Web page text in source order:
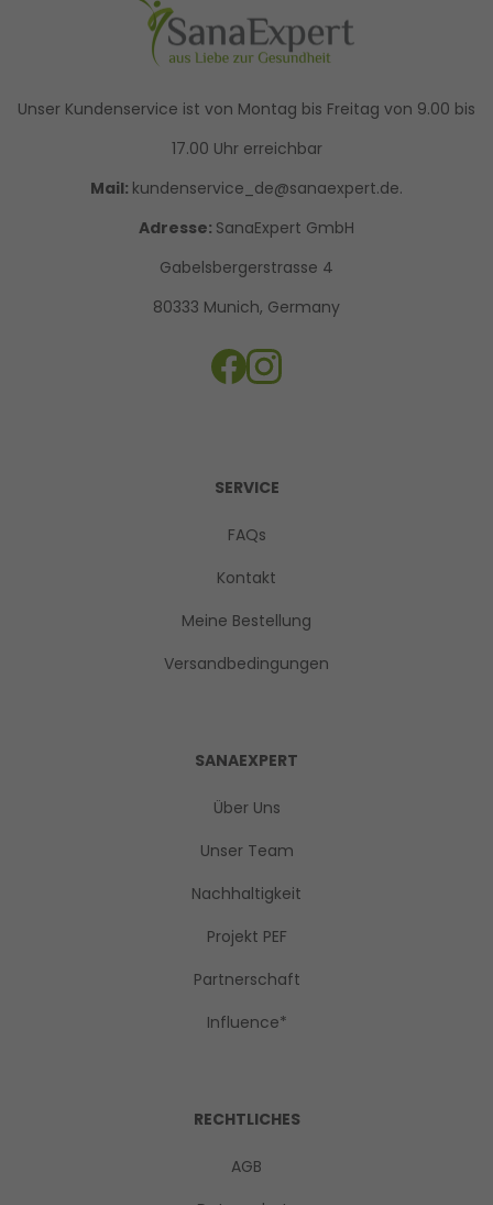
Unser Kundenservice ist von Montag bis Freitag von 9.00 bis
17.00 Uhr erreichbar
Mail: kundenservice_de@sanaexpert.de.
Adresse: SanaExpert GmbH
Gabelsbergerstrasse 4
80333 Munich, Germany
SERVICE
FAQs
Kontakt
Meine Bestellung
Versandbedingungen
SANAEXPERT
Über Uns
Unser Team
Nachhaltigkeit
Projekt PEF
Partnerschaft
Influence*
RECHTLICHES
AGB